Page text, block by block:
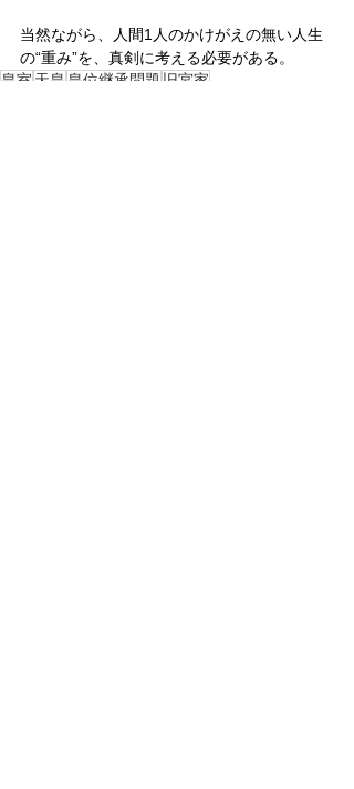
当然ながら、人間1人のかけがえの無い人生
の“重み”を、真剣に考える必要がある。
皇室 天皇 皇位継承問題 旧宮家